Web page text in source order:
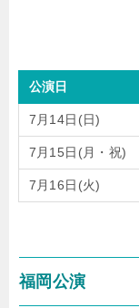
公演日
7月14日(日)
7月15日(月・祝)
7月16日(火)
福岡公演